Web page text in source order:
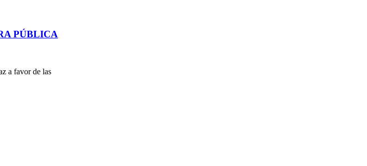
PÚBLICA
a favor de las